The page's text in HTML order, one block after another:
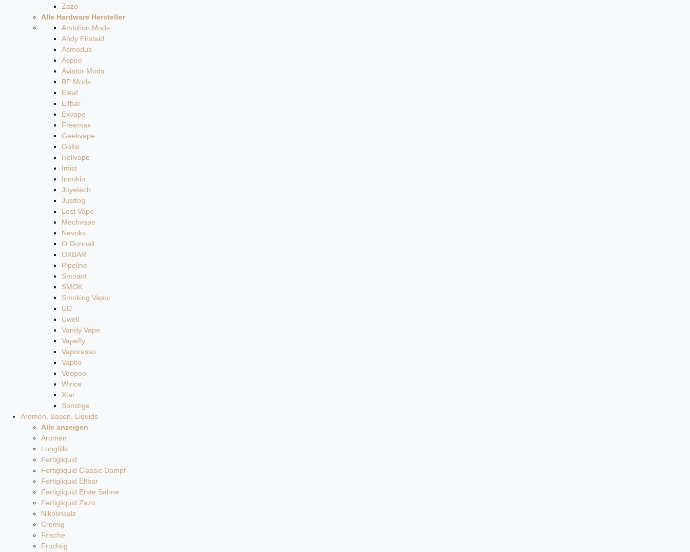
Zazo
Alle Hardware Hersteller
Ambition Mods
Andy Firstaid
Asmodus
Aspire
Aviator Mods
BP Mods
Eleaf
Elfbar
Exvape
Freemax
Geekvape
Golisi
Hellvape
Imist
Innokin
Joyetech
Justfog
Lost Vape
Mechvape
Nevoks
O`Donnell
OXBAR
Pipeline
Smoant
SMOK
Smoking Vapor
UD
Uwell
Vandy Vape
Vapefly
Vaporesso
Vaptio
Voopoo
Wirice
Xtar
Sonstige
Aromen, Basen, Liquids
Alle anzeigen
Aromen
Longfills
Fertigliquid
Fertigliquid Classic Dampf
Fertigliquid Elfbar
Fertigliquid Erste Sahne
Fertigliquid Zazo
Nikotinsalz
Cremig
Frische
Fruchtig